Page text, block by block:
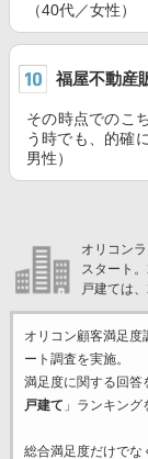
（40代／女性）
福屋不動産
その時点でのこ
う時でも、的確
男性）
オリコン
スタート
戸建ては
オリコン顧客満足度
ート調査を実施。
満足度に関する回答
戸建て 」ランキング
総合満足度だけでな